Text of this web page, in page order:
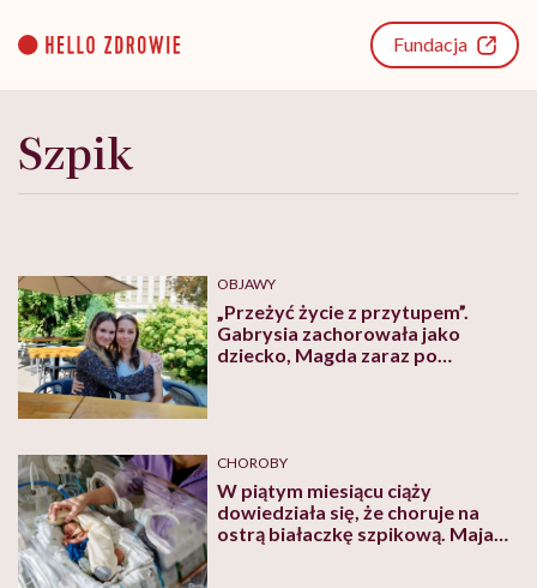
content
Fundacja
Szpik
OBJAWY
„Przeżyć życie z przytupem”.
Gabrysia zachorowała jako
dziecko, Magda zaraz po
CHOROBY
W piątym miesiącu ciąży
dowiedziała się, że choruje na
ostrą białaczkę szpikową. Maja